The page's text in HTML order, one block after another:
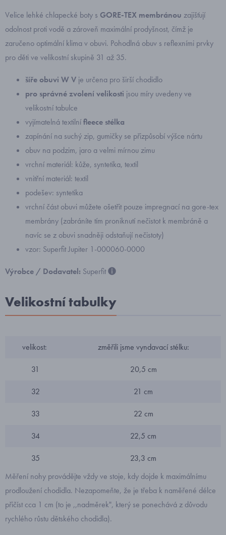
Velice lehké chlapecké boty s GORE-TEX membránou zajišťují
odolnost proti vodě a zároveň maximální prodyšnost, čímž je
zaručeno optimální klima v obuvi. Pohodlná obuv s reflexními prvky
pro děti ve velikostní skupině 31 až 35.
šíře obuvi W V je určena pro širší chodidlo
pro správné zvolení velikosti jsou míry uvedeny ve
velikostní tabulce
vyjímatelná textilnífleece stélka
zapínání na suchý zip, gumičky se přizpůsobí výšce nártu
obuv na podzim, jaro a velmi mírnou zimu
vrchní materiál: kůže, syntetika, textil
vnitřní materiál: textil
podešev: syntetika
vrchní část obuvi můžete ošetřit pouze impregnací na gore-tex
membrány (zabráníte tím proniknutí nečistot k membráně a
navíc se z obuvi snadněji odstaňují nečistoty)
vzor: Superfit Jupiter 1-000060-0000
Výrobce / Dodavatel: Superfit
Velikostní tabulky
velikost: změřili jsme vyndavací stélku:
31 20,5 cm
32 21 cm
33 22 cm
34 22,5 cm
35
23,3 cm
Měření nohy provádějte vždy ve stoje, kdy dojde k maximálnímu
prodloužení chodidla. Nezapomeňte, že je třeba k naměřené délce
přičíst cca 1 cm (to je ,,nadměrek", který se ponechává z důvodu
rychlého růstu dětského chodidla).